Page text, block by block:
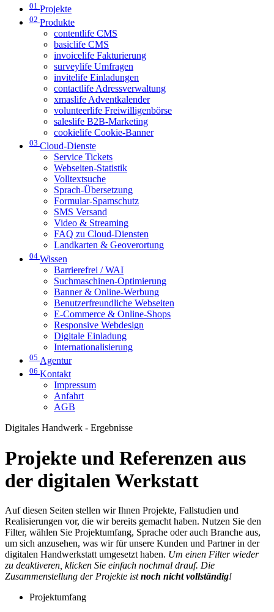
01 Projekte
02 Produkte
contentlife CMS
basiclife CMS
invoicelife Fakturierung
surveylife Umfragen
invitelife Einladungen
contactlife Adressverwaltung
xmaslife Adventkalender
volunteerlife Freiwilligenbörse
saleslife B2B-Marketing
cookielife Cookie-Banner
03 Cloud-Dienste
Service Tickets
Webseiten-Statistik
Volltextsuche
Sprach-Übersetzung
Formular-Spamschutz
SMS Versand
Video & Streaming
FAQ zu Cloud-Diensten
Landkarten & Geoverortung
04 Wissen
Barrierefrei / WAI
Suchmaschinen-Optimierung
Banner & Online-Werbung
Benutzerfreundliche Webseiten
E-Commerce & Online-Shops
Responsive Webdesign
Digitale Einladung
Internationalisierung
05 Agentur
06 Kontakt
Impressum
Anfahrt
AGB
Digitales Handwerk - Ergebnisse
Projekte und Referenzen aus
der digitalen Werkstatt
Auf diesen Seiten stellen wir Ihnen Projekte, Fallstudien und
Realisierungen vor, die wir bereits gemacht haben. Nutzen Sie den
Filter, wählen Sie Projektumfang, Sprache oder auch Branche aus,
um sich anzusehen, was wir für unsere Kunden und Partner in der
digitalen Handwerkstatt umgesetzt haben. Um einen Filter wieder
zu deaktiveren, klicken Sie einfach nochmal drauf. Die
Zusammenstellung der Projekte istnoch nicht vollständig!
Projektumfang